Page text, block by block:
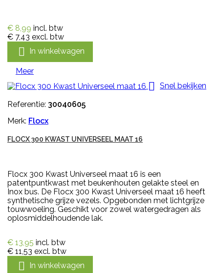
€ 8,99 incl. btw
€ 7,43 excl. btw
 In winkelwagen
Meer
 Snel bekijken
Referentie: 30040605
Merk: Flocx
FLOCX 300 KWAST UNIVERSEEL MAAT 16
Flocx 300 Kwast Universeel maat 16 is een
patentpuntkwast met beukenhouten gelakte steel en
Inox bus. De Flocx 300 Kwast Universeel maat 16 heeft
synthetische grijze vezels. Opgebonden met lichtgrijze
touwwoeling. Geschikt voor zowel watergedragen als
oplosmiddelhoudende lak.
€ 13,95 incl. btw
€ 11,53 excl. btw
 In winkelwagen